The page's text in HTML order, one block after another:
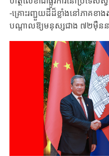
-គ្រោះរញ្ជួយដីដ៏ខ្លាំងនៅភាគខ
បណ្តាលឱ្យមនុស្សជាង ៧២ម៉ឺនន